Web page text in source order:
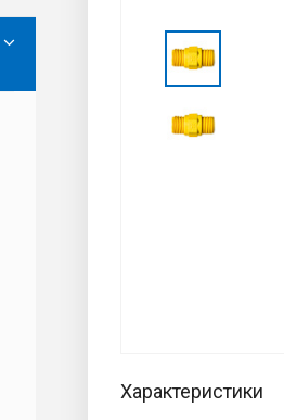
Характеристики